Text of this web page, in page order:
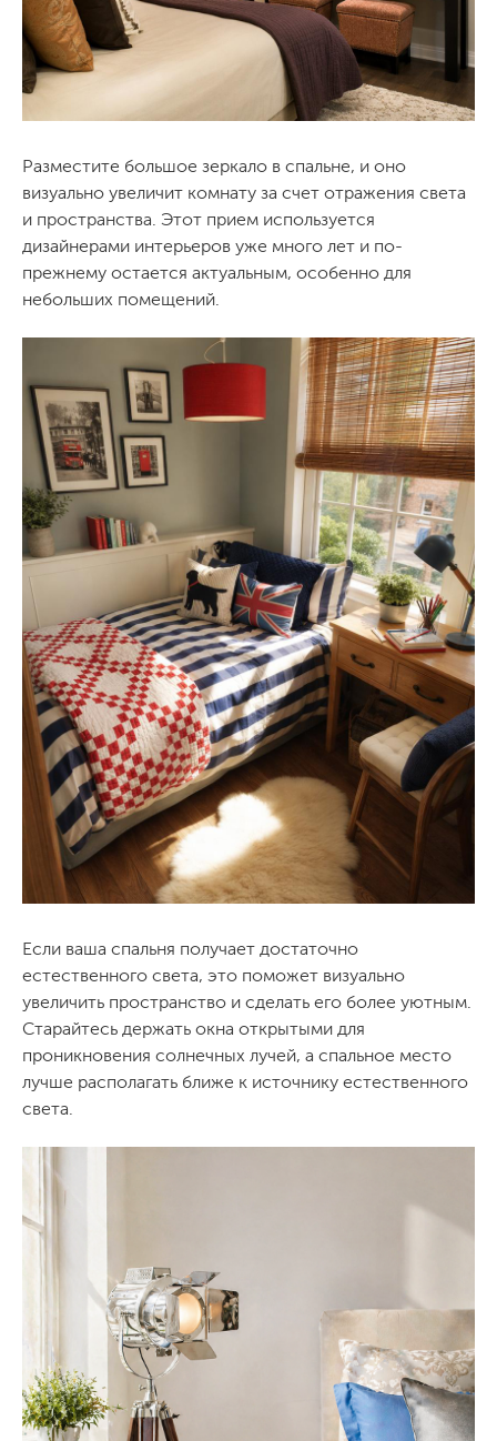
Разместите большое зеркало в спальне, и оно
визуально увеличит комнату за счет отражения света
и пространства. Этот прием используется
дизайнерами интерьеров уже много лет и по-
прежнему остается актуальным, особенно для
небольших помещений.
Если ваша спальня получает достаточно
естественного света, это поможет визуально
увеличить пространство и сделать его более уютным.
Старайтесь держать окна открытыми для
проникновения солнечных лучей, а спальное место
лучше располагать ближе к источнику естественного
света.